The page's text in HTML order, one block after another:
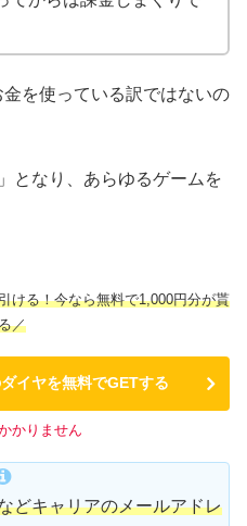
を使っている訳ではないの
となり、あらゆるゲームを
ける！今なら無料で1,000円分が貰
／
イヤを無料でGETする
かりません
どキャリアのメールアドレ